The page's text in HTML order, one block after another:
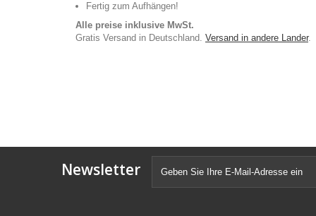
Fertig zum Aufhängen!
Alle preise inklusive MwSt.
Gratis Versand in Deutschland. Versand in andere Lander.
Newsletter